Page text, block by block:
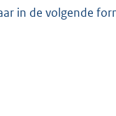
in de volgende